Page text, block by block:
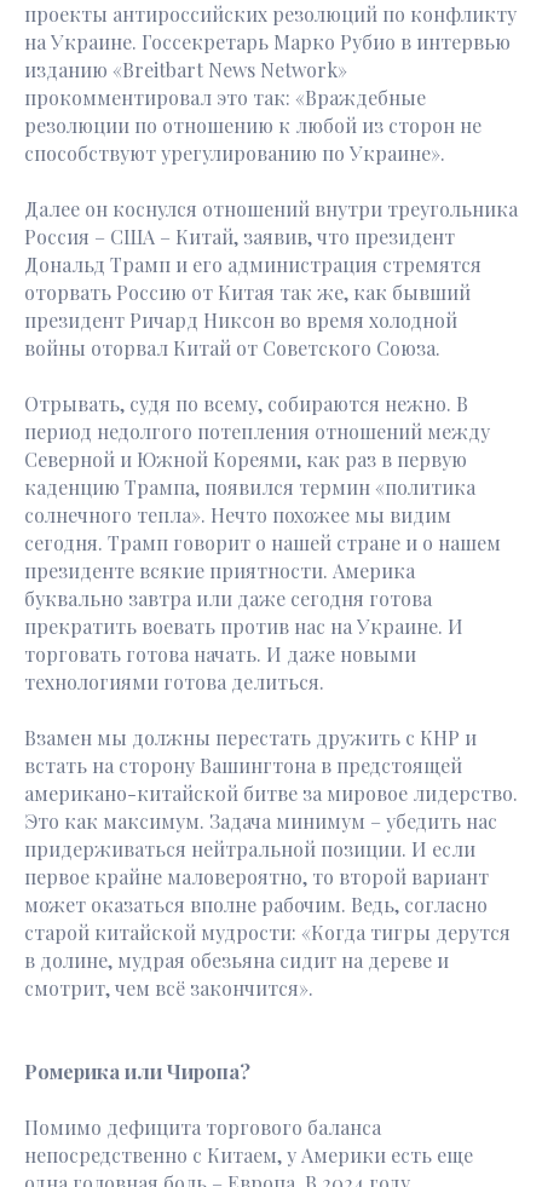
проекты антироссийских резолюций по конфликту
на Украине. Госсекретарь Марко Рубио в интервью
изданию «Breitbart News Network»
прокомментировал это так: «Враждебные
резолюции по отношению к любой из сторон не
способствуют урегулированию по Украине».
Далее он коснулся отношений внутри треугольника
Россия – США – Китай, заявив, что президент
Дональд Трамп и его администрация стремятся
оторвать Россию от Китая так же, как бывший
президент Ричард Никсон во время холодной
войны оторвал Китай от Советского Союза.
Отрывать, судя по всему, собираются нежно. В
период недолгого потепления отношений между
Северной и Южной Кореями, как раз в первую
каденцию Трампа, появился термин «политика
солнечного тепла». Нечто похожее мы видим
сегодня. Трамп говорит о нашей стране и о нашем
президенте всякие приятности. Америка
буквально завтра или даже сегодня готова
прекратить воевать против нас на Украине. И
торговать готова начать. И даже новыми
технологиями готова делиться.
Взамен мы должны перестать дружить с КНР и
встать на сторону Вашингтона в предстоящей
американо-китайской битве за мировое лидерство.
Это как максимум. Задача минимум – убедить нас
придерживаться нейтральной позиции. И если
первое крайне маловероятно, то второй вариант
может оказаться вполне рабочим. Ведь, согласно
старой китайской мудрости: «Когда тигры дерутся
в долине, мудрая обезьяна сидит на дереве и
смотрит, чем всё закончится».
Ромерика или Чиропа?
Помимо дефицита торгового баланса
непосредственно с Китаем, у Америки есть еще